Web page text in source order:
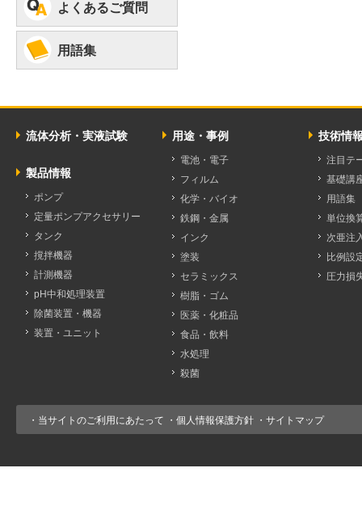
よくあるご質問
用語集
流体分析・実液試験
製品情報
ポンプ
定量ポンプアクセサリー
タンク
撹拌機器
計測機器
pH中和処理装置
除菌装置・機器
装置・ユニット
用途・事例
電池・電子
フィルム
化学・バイオ
鉄鋼・金属
インク
塗装
セラミックス
樹脂・ゴム
医薬・化粧品
食品・飲料
水処理
殺菌
技術情
注目テ
基礎講
用語集
単位換
次亜注
比例設
圧力損
・ 当サイトのご利用にあたって ・ 個人情報保護方針 ・ サイトマップ